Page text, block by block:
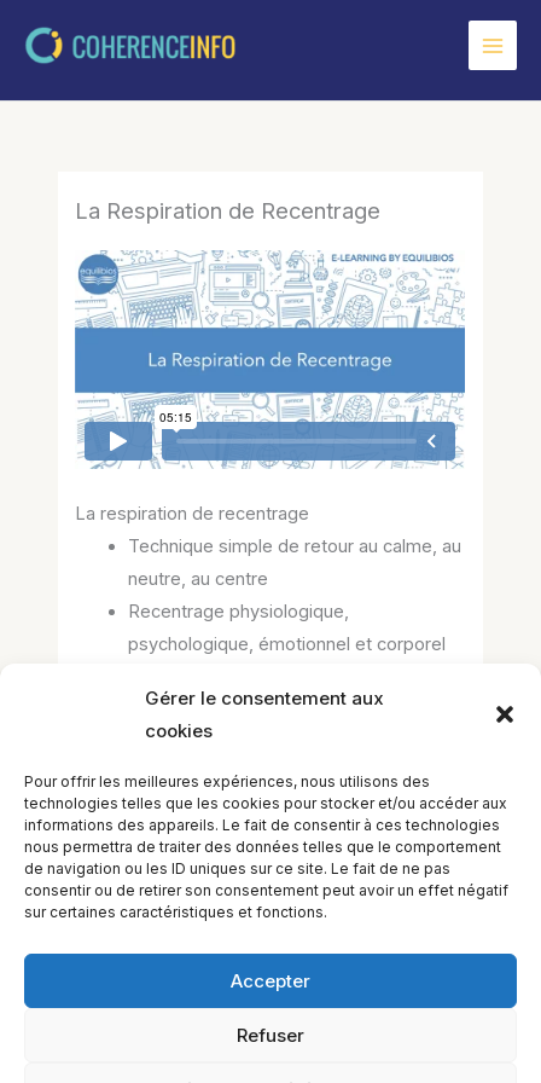
Gérer le consentement aux
cookies
Pour offrir les meilleures expériences, nous utilisons des
technologies telles que les cookies pour stocker et/ou accéder aux
informations des appareils. Le fait de consentir à ces technologies
nous permettra de traiter des données telles que le comportement
de navigation ou les ID uniques sur ce site. Le fait de ne pas
consentir ou de retirer son consentement peut avoir un effet négatif
sur certaines caractéristiques et fonctions.
Accepter
Refuser
La Respiration de Recentrage
La respiration de recentrage
Technique simple de retour au calme, au
neutre, au centre
Recentrage physiologique,
psychologique, émotionnel et corporel
–> pour les commentaires, les questions de
MÉDIATHÈQUE <--
–> pour les questions d’administration ou de
gestion du cours, demander au secrétariat <--